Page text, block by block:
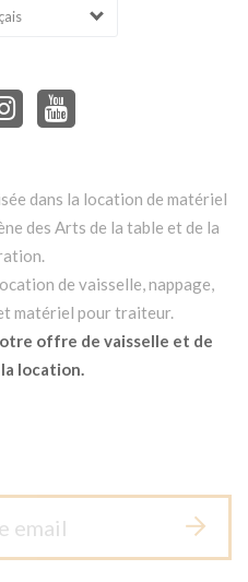
dans la location de matériel
des Arts de la table et de la
de vaisselle, nappage,
matériel pour traiteur.
offre de vaisselle et de
location.